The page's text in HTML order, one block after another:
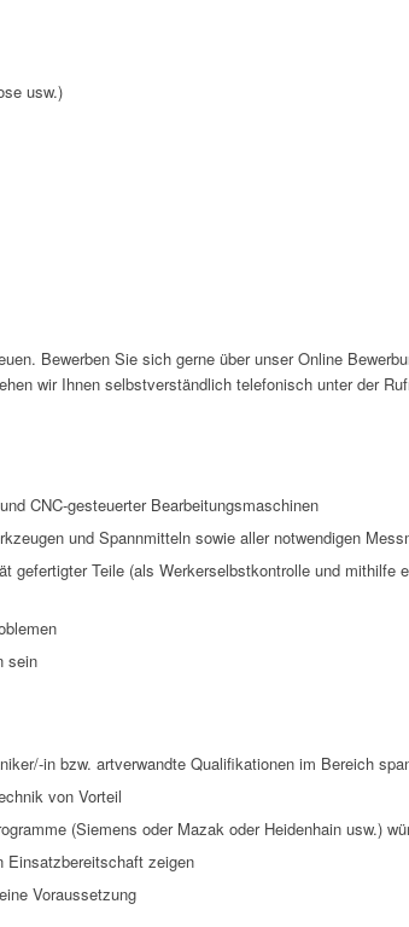
usw.)
Bewerben Sie sich gerne über unser Online
wir Ihnen selbstverständlich telefonisch unter der
CNC-gesteuerter Bearbeitungsmaschinen
und Spannmitteln sowie aller notwendigen
gefertigter Teile (als Werkerselbstkontrolle und mithilfe
sein
in bzw. artverwandte Qualifikationen im Bereich
von Vorteil
(Siemens oder Mazak oder Heidenhain usw.)
Einsatzbereitschaft zeigen
Voraussetzung